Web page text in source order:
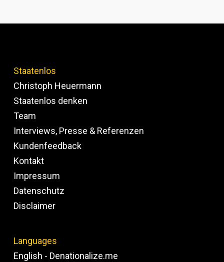
Staatenlos
Christoph Heuermann
Staatenlos denken
Team
Interviews, Presse & Referenzen
Kundenfeedback
Kontakt
Impressum
Datenschutz
Disclaimer
Languages
English - Denationalize.me